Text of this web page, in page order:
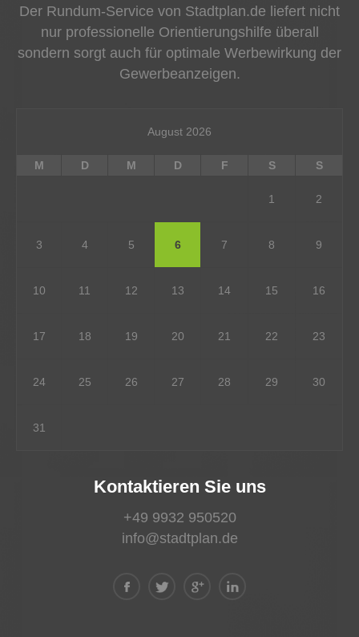
Der Rundum-Service von Stadtplan.de liefert nicht
nur professionelle Orientierungshilfe überall
sondern sorgt auch für optimale Werbewirkung der
Gewerbeanzeigen.
August 2026
M D M D F S S
1 2
3 4 5 6 7 8 9
10 11 12 13 14 15 16
17 18 19 20 21 22 23
24 25 26 27 28 29 30
31
Kontaktieren Sie uns
+49 9932 950520
info@stadtplan.de